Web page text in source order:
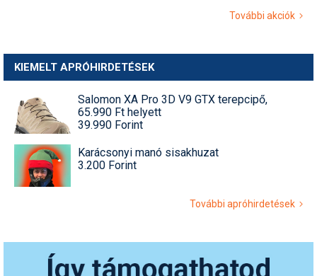
További akciók
KIEMELT APRÓHIRDETÉSEK
Salomon XA Pro 3D V9 GTX terepcipő,
65.990 Ft helyett
39.990 Forint
Karácsonyi manó sisakhuzat
3.200 Forint
További apróhirdetések